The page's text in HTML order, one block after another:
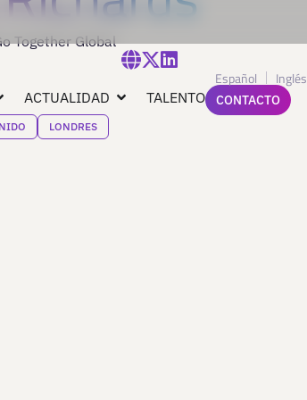
ACTUALIDAD TALENTO
Español Inglés
CONTACTO
Together Global
LONDRES